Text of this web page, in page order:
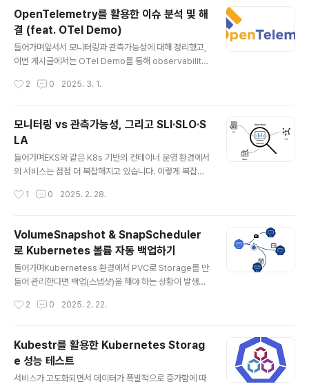
때문에 KWOK(Kubernetes WithOut Kubelet) 가
등장하게 되었는데요. KWOK은 Kubelet 없이도 Kuber
netes API와 상호작용하는 가상 노드를 구성할 수 있어,
보다 가볍고 빠르게 AutoScaling을 실험할 수 있는 환경
을 구성할 수 있습니다. KWOKKWOK이란?KWOK(Ku
한 기능을 테스트하고 ..
OpenTelemetry를 활용한 이슈 분석 및 해
결 (feat. OTel Demo)
들어가며앞서서 모니터링과 관측가능성에 대해 정리했고,
이번 게시글에서는 OTel Demo를 통해 observability
trace, metric, log 데이터를 수집하고 관리하는지에 대
y란?OpenTelemetry(OTel)는 애플리케이션과 인프라
에서 관측가능성(Observability)을 구현하기 위한 오픈
소스 프레임워크입니다. 즉, 메트릭(Metrics), 로그(Log
s), 트레이스(Traces) 데이터를 수집하고 처리하여 내보
낼 수 있도록 도와주는 도구입니다. 기존에는 관측가능성
립적으로 작동하여 일관된 데이터 수집이 ..
2 0 2025. 3. 1.
모니터링 vs 관측가능성, 그리고 SLI·SLO·S
LA
들어가며EKS와 같은 K8s 기반의 컨테이너 운영 환경에서
의 서비스는 점점 더 복잡해지고 있습니다. 이렇게 복잡한
oring)과 관측가능성(observability)을 통해 서비스 장
는 모니터링과 관측가능성의 차이점, 주요 데이터 유형(메
트릭, 로그, 트레이싱), 그리고 SLI, SLO, SLA 개념을 정
리해보겠습니다. 모니터링과 관측가능성 모니터링관측가
능성정의특정 메트릭을 추적하여 문제를 감지외부의 출력
지 및 알람문제 원을 진단하고 시스템을 최적화데이터 소
1 0 2025. 2. 28.
VolumeSnapshot & SnapScheduler
로 Kubernetes 볼륨 자동 백업하기
들어가며Kubernetess 환경에서 PVC로 Storage를 만
들어 관리한다면 백업(스냅샷)을 해야 하는 상황이 발생할
도 있는데요. 이를 위해 Kubernetes에서는 VolumeSn
고, SnapScheduler를 사용하면 주기적으로 자동으로
백업할 수도 있습니다. VolumeSnapshotVolumeSna
pshot은 Kubernetes에서 PersistentVolumeClaim
(PVC)의 특정 시점의 상태를 캡처하는 기능으로, 이를 통
2 0 2025. 2. 22.
Kubestr를 활용한 Kubernetes Storag
e 성능 테스트
서비스가 고도화되면서 데이터가 폭발적으로 증가함에 따